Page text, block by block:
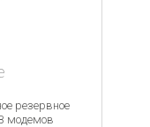
резервное
модемов